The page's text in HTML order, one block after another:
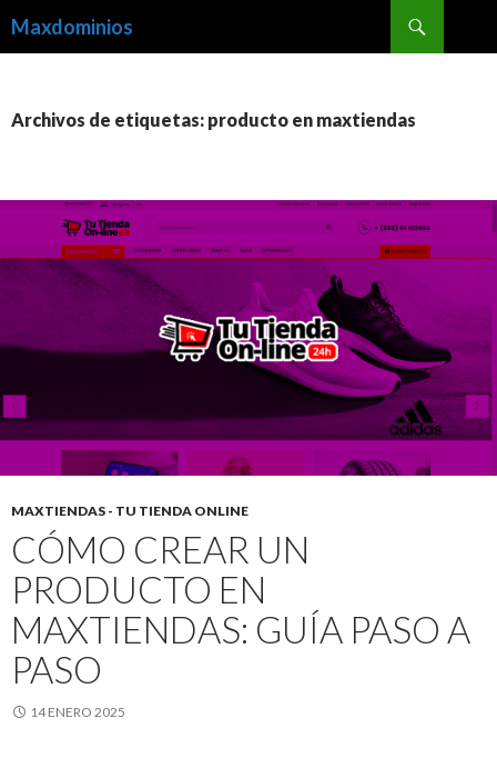
Maxdominios
Archivos de etiquetas: producto en maxtiendas
MAXTIENDAS - TU TIENDA ONLINE
CÓMO CREAR UN
PRODUCTO EN
MAXTIENDAS: GUÍA PASO A
PASO
14 ENERO 2025